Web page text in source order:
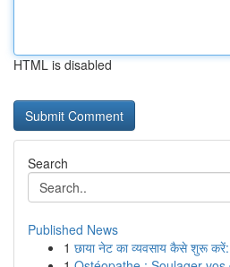
HTML is disabled
Search
Published News
1 छाया नेट का व्यवसाय कैसे शुरू